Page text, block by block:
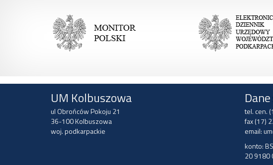
UM Kolbuszowa
ul Obrońców Pokoju 21
36-100 Kolbuszowa
woj. podkarpackie
tel. cen.
fax (17)
email:
konto:
20 9180